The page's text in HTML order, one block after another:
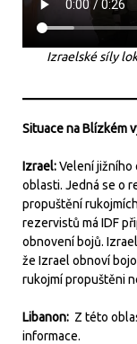
Izraelské síly
Situace na Blízkém
Izrael:Velení jižního
oblasti. Jedná se o
propuštění
rezervistů má IDF
obnovení bojů.
že Izrael obnoví
rukojmí propuštěni
Libanon: Z této
informace.